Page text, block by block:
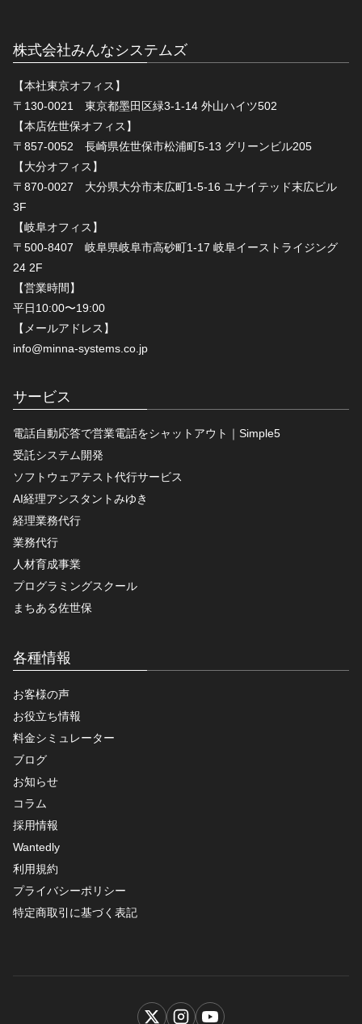
株式会社みんなシステムズ
【本社東京オフィス】
〒130-0021 東京都墨田区緑3-1-14 外山ハイツ502
【本店佐世保オフィス】
〒857-0052 長崎県佐世保市松浦町5-13 グリーンビル205
【大分オフィス】
〒870-0027 大分県大分市末広町1-5-16 ユナイテッド末広ビル
3F
【岐阜オフィス】
〒500-8407 岐阜県岐阜市高砂町1-17 岐阜イーストライジング
24 2F
【営業時間】
平日10:00〜19:00
【メールアドレス】
info@minna-systems.co.jp
サービス
電話自動応答で営業電話をシャットアウト｜Simple5
受託システム開発
ソフトウェアテスト代行サービス
AI経理アシスタントみゆき
経理業務代行
業務代行
人材育成事業
プログラミングスクール
まちある佐世保
各種情報
お客様の声
お役立ち情報
料金シミュレーター
ブログ
お知らせ
コラム
採用情報
Wantedly
利用規約
プライバシーポリシー
特定商取引に基づく表記